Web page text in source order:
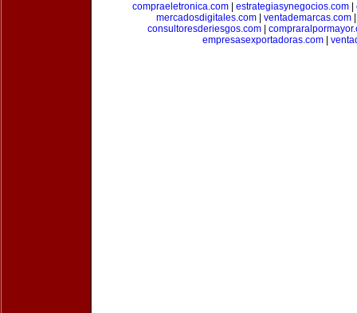
compraeletronica.com
estrategiasynegocios.com
mercadosdigitales.com| ventademarcas.com
consultoresderiesgos.com
empresasexportadoras.com|